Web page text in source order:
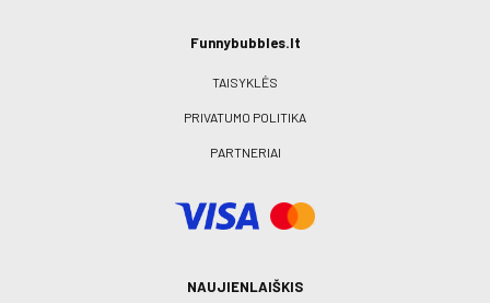
Funnybubbles.lt
TAISYKLĖS
PRIVATUMO POLITIKA
PARTNERIAI
NAUJIENLAIŠKIS